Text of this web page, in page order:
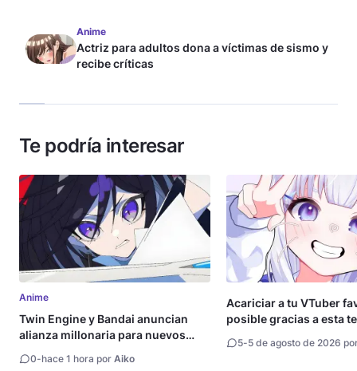
Anime
Actriz para adultos dona a víctimas de sismo y
recibe críticas
Te podría interesar
Anime
Twin Engine y Bandai anuncian
alianza millonaria para nuevos
0-hace 1 hora por Aiko
Acariciar a tu VTuber
posible gracias a esta
5-5 de agosto de 2026